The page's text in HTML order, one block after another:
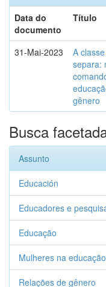
Data do
documento
Título
31-Mai-2023
A
separa:
gênero
Busca
Assunto
Educación
Educadores e
Educação
Mulheres na educação
Relações de gênero